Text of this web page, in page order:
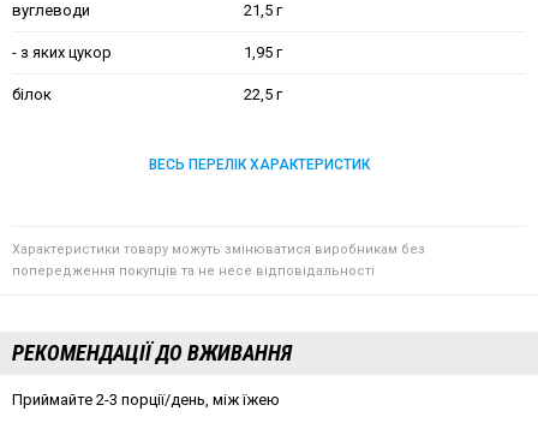
вуглеводи 21,5 г
- з яких цукор 1,95 г
білок 22,5 г
ВЕСЬ ПЕРЕЛІК ХАРАКТЕРИСТИК
Характеристики товару можуть змінюватися виробникам без
попередження покупців та не несе відповідальності
РЕКОМЕНДАЦІЇ ДО ВЖИВАННЯ
Приймайте 2-3 порції/день, між їжею